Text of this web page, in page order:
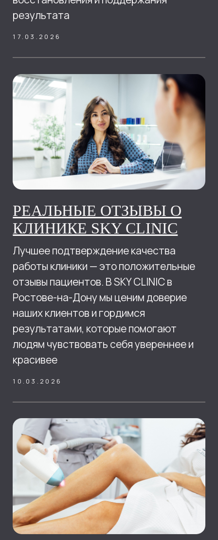
БАД – ВРЕД ИЛИ
ПОЛЬЗА?
Да, сегодня хочу обсудить с вами
весьма спорную тему – биологически
активные добавки.
НАША КОМАНДА
Знаю, многим интересно закулисье
поэтому сегодня расскажу о рабочем
ВЛИЯНИЕ
УЛЬТРАФИОЛЕТОВОГО